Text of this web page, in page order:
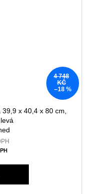
4 748
KČ
–18 %
x 40,4 x 80 cm,